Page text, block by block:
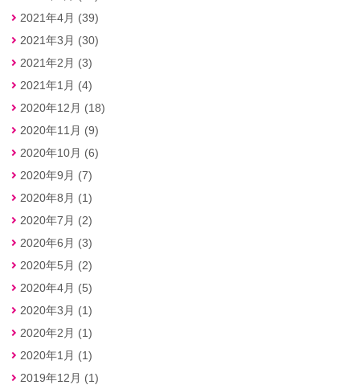
2021年4月 (39)
2021年3月 (30)
2021年2月 (3)
2021年1月 (4)
2020年12月 (18)
2020年11月 (9)
2020年10月 (6)
2020年9月 (7)
2020年8月 (1)
2020年7月 (2)
2020年6月 (3)
2020年5月 (2)
2020年4月 (5)
2020年3月 (1)
2020年2月 (1)
2020年1月 (1)
2019年12月 (1)